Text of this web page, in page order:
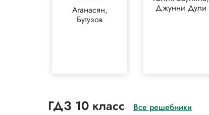
Атанасян,
Бутузов
Джунни Дули
ГДЗ 10 класс Все решебники